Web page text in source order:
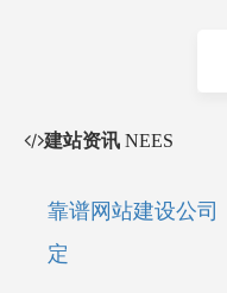
建站资讯 NEES
靠谱网站建设公司
定